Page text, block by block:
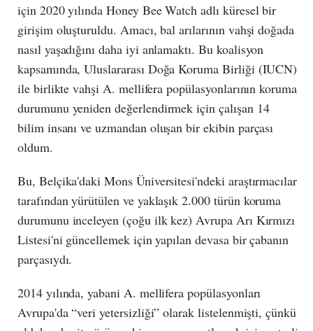
için 2020 yılında Honey Bee Watch adlı küresel bir
girişim oluşturuldu. Amacı, bal arılarının vahşi doğada
nasıl yaşadığını daha iyi anlamaktı. Bu koalisyon
kapsamında, Uluslararası Doğa Koruma Birliği (IUCN)
ile birlikte vahşi A. mellifera popülasyonlarının koruma
durumunu yeniden değerlendirmek için çalışan 14
bilim insanı ve uzmandan oluşan bir ekibin parçası
oldum.
Bu, Belçika'daki Mons Üniversitesi'ndeki araştırmacılar
tarafından yürütülen ve yaklaşık 2.000 türün koruma
durumunu inceleyen (çoğu ilk kez) Avrupa Arı Kırmızı
Listesi'ni güncellemek için yapılan devasa bir çabanın
parçasıydı.
2014 yılında, yabani A. mellifera popülasyonları
Avrupa'da “veri yetersizliği” olarak listelenmişti, çünkü